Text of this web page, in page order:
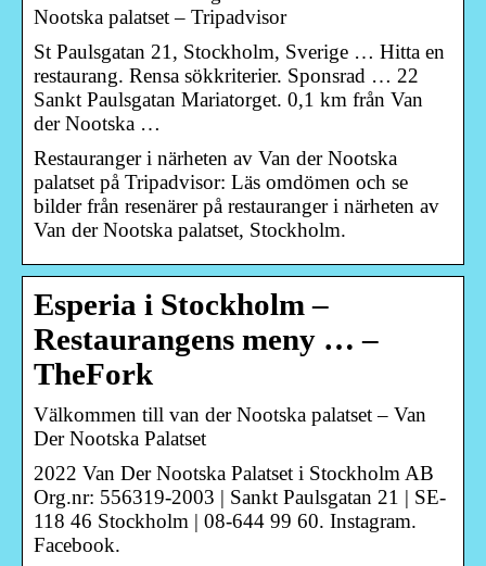
Nootska palatset – Tripadvisor
St Paulsgatan 21, Stockholm, Sverige … Hitta en
restaurang. Rensa sökkriterier. Sponsrad … 22
Sankt Paulsgatan Mariatorget. 0,1 km från Van
der Nootska …
Restauranger i närheten av Van der Nootska
palatset på Tripadvisor: Läs omdömen och se
bilder från resenärer på restauranger i närheten av
Van der Nootska palatset, Stockholm.
Esperia i Stockholm –
Restaurangens meny … –
TheFork
Välkommen till van der Nootska palatset – Van
Der Nootska Palatset
2022 Van Der Nootska Palatset i Stockholm AB
Org.nr: 556319-2003 | Sankt Paulsgatan 21 | SE-
118 46 Stockholm | 08-644 99 60. Instagram.
Facebook.